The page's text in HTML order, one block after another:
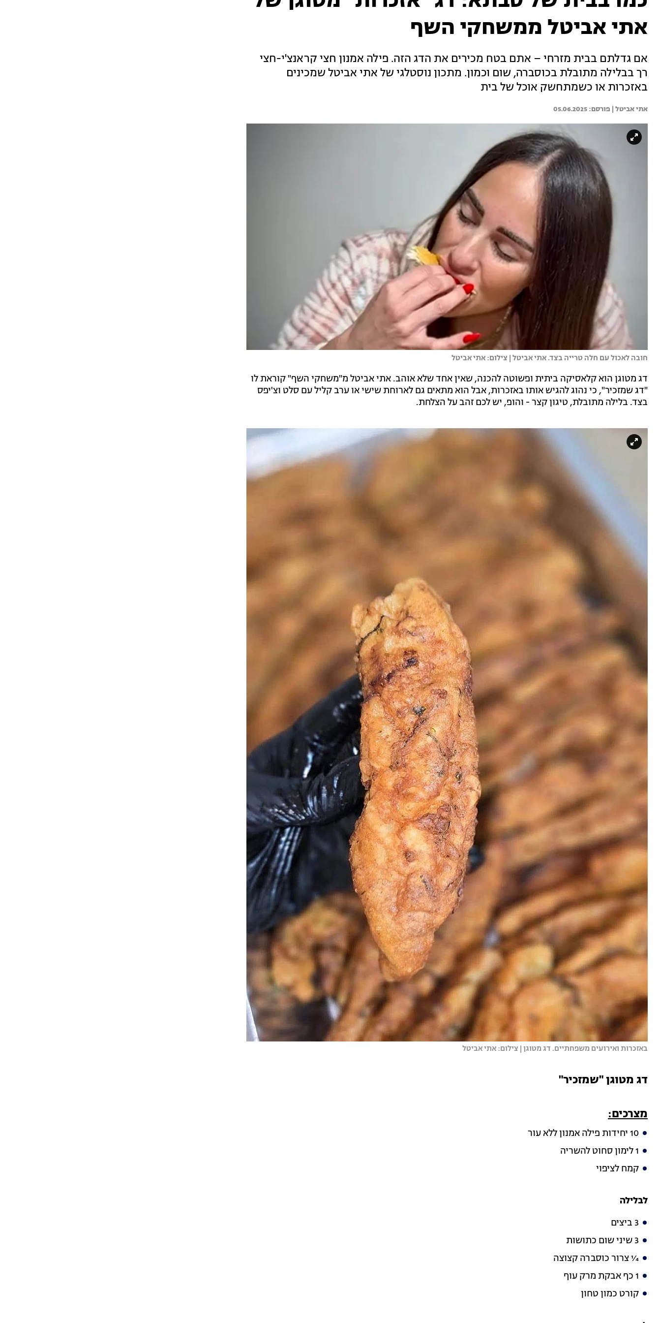
אתי אביטל ממשחקי השף
אם גדלתם בבית מזרחי – אתם בטח מכירים את הדג הזה. פילה אמנון חצי קראנצ'י-חצי
רך בבלילה מתובלת בכוסברה, שום וכמון. מתכון נוסטלגי של אתי אביטל שמכינים
באזכרות או כשמתחשק אוכל של בית
אתי אביטל | 05.06.2025
חובה לאכול עם חלה טרייה בצד. אתי אביטל | צילום: אתי אביטל
דג מטוגן הוא קלאסיקה ביתית ופשוטה להכנה, שאין אחד שלא אוהב. אתי אביטל מ"משחקי השף" קוראת לו
"דג שמזכיר", כי נהוג להגיש אותו באזכרות, אבל הוא מתאים גם לארוחת שישי או ערב קליל עם סלט וצ'יפס
בצד. בלילה מתובלת, טיגון קצר - והופ, יש לכם זהב על הצלחת.
באזכרות ואירועים משפחתיים. דג מטוגן | צילום: אתי אביטל
דג מטוגן "שמזכיר"
מצרכים:
10 יחידות פילה אמנון ללא עור
1 לימון סחוט להשריה
קמח לציפוי
לבלילה
3 ביצים
3 שיני שום כתושות
¼ צרור כוסברה קצוצה
1 כף אבקת מרק עוף
קורט כמון טחון